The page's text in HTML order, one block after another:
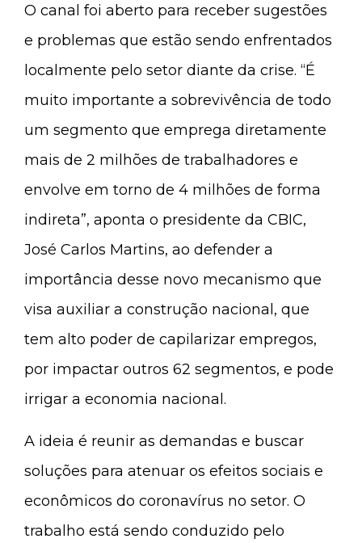
O canal foi aberto para receber sugestões
e problemas que estão sendo enfrentados
localmente pelo setor diante da crise. “É
muito importante a sobrevivência de todo
um segmento que emprega diretamente
mais de 2 milhões de trabalhadores e
envolve em torno de 4 milhões de forma
indireta”, aponta o presidente da CBIC,
José Carlos Martins, ao defender a
importância desse novo mecanismo que
visa auxiliar a construção nacional, que
tem alto poder de capilarizar empregos,
por impactar outros 62 segmentos, e pode
irrigar a economia nacional.
A ideia é reunir as demandas e buscar
soluções para atenuar os efeitos sociais e
econômicos do coronavírus no setor. O
trabalho está sendo conduzido pelo